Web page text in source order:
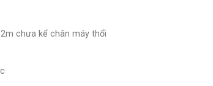
chưa kể chân máy thổi